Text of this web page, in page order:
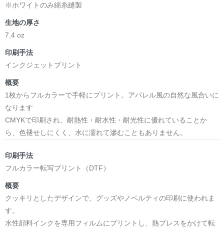
※ホワイトのみ綿糸縫製
生地の厚さ
7.4 oz
印刷手法
インクジェットプリント
概要
1枚からフルカラーで手軽にプリント。アパレル風の自然な風合いに
なります
CMYKで印刷され、耐熱性・耐水性・耐光性に優れていることか
ら、色褪せしにくく、水に濡れて滲むこともありません。
印刷手法
フルカラー転写プリント（DTF）
概要
クッキリとしたデザインで、グッズやノベルティの印刷に使われま
す。
水性顔料インクを専用フィルムにプリントし、熱プレスをかけて転